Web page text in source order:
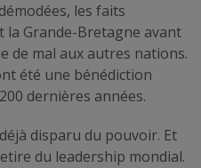
les faits
la Grande-Bretagne avant
de mal aux autres nations.
été une bénédiction
dernières années.
disparu du pouvoir. Et
du leadership mondial.